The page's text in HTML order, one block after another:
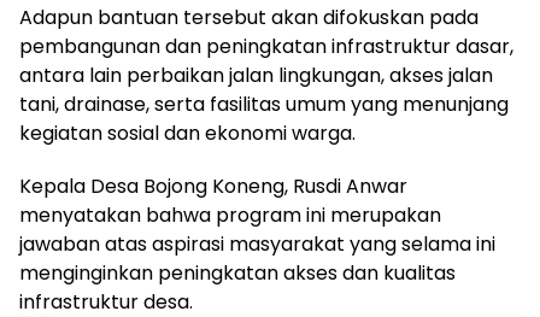
Adapun bantuan tersebut akan difokuskan pada
pembangunan dan peningkatan infrastruktur dasar,
antara lain perbaikan jalan lingkungan, akses jalan
tani, drainase, serta fasilitas umum yang menunjang
kegiatan sosial dan ekonomi warga.
Kepala Desa Bojong Koneng, Rusdi Anwar
menyatakan bahwa program ini merupakan
jawaban atas aspirasi masyarakat yang selama ini
menginginkan peningkatan akses dan kualitas
infrastruktur desa.